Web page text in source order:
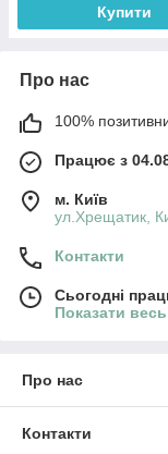
Купити
Про нас
100%
Працює з
м. Київ
ул.Хрещатик,
Контакти
Сьогодні
Показати
Про нас
Контакти